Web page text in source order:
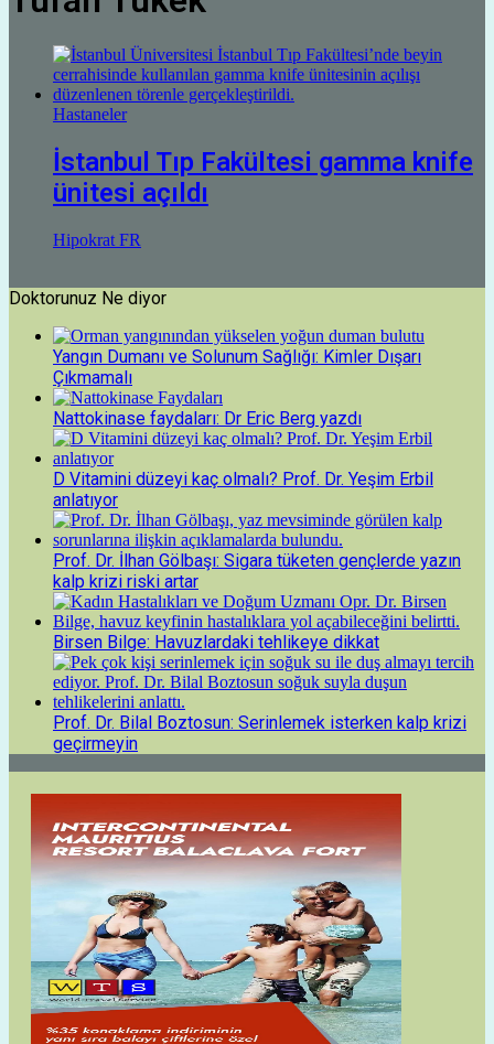
Hastaneler
İstanbul Tıp Fakültesi gamma knife
ünitesi açıldı
Hipokrat FR
Doktorunuz Ne diyor
Yangın Dumanı ve Solunum Sağlığı: Kimler Dışarı
Çıkmamalı
Nattokinase faydaları: Dr Eric Berg yazdı
D Vitamini düzeyi kaç olmalı? Prof. Dr. Yeşim Erbil
anlatıyor
Prof. Dr. İlhan Gölbaşı: Sigara tüketen gençlerde yazın
kalp krizi riski artar
Birsen Bilge: Havuzlardaki tehlikeye dikkat
Prof. Dr. Bilal Boztosun: Serinlemek isterken kalp krizi
geçirmeyin